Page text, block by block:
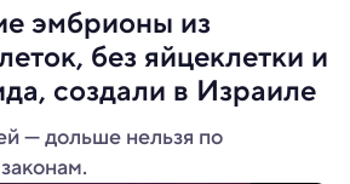
эмбрионы из
без яйцеклетки и
создали в Израиле
— дольше нельзя по